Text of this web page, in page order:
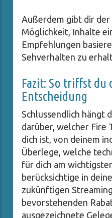
Außerdem gibt dir der
Möglichkeit, Inhalte
Empfehlungen
Sehverhalten zu
Fazit: So triffst du
Entscheidung
Schlussendlich hängt
darüber, welcher Fire
dich ist, von deinem
Überlege, welche
für dich am
berücksichtige in
zukünftigen
bevorstehenden
ausgezeichnete